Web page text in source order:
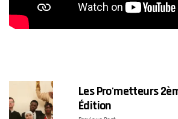
Les Pro'metteurs
Édition